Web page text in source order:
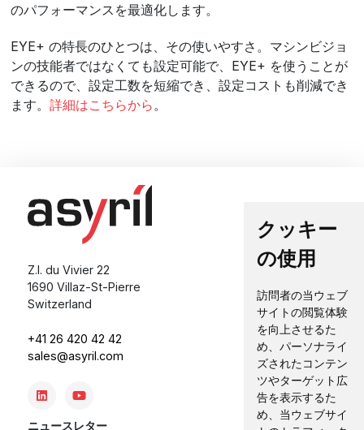
クッキー
の使用
訪問者の当ウェブ
サイトの閲覧体験
を向上させるた
め、パーソナライ
ズされたコンテン
ツやターゲット広
告を表示するた
め、当ウェブサイ
のパフォーマンスを最適化します。
EYE+ の特長のひとつは、その使いやすさ。マシンビジョ
ンの技能者ではなくても設定可能で、EYE+ を使うことが
できるので、設定工数を短縮でき、設定コストも削減でき
ます。 詳細はこちらから。
Z.I. du Vivier 22
1690 Villaz-St-Pierre
Switzerland
+41 26 420 42 42
sales@asyril.com
ニュースレター